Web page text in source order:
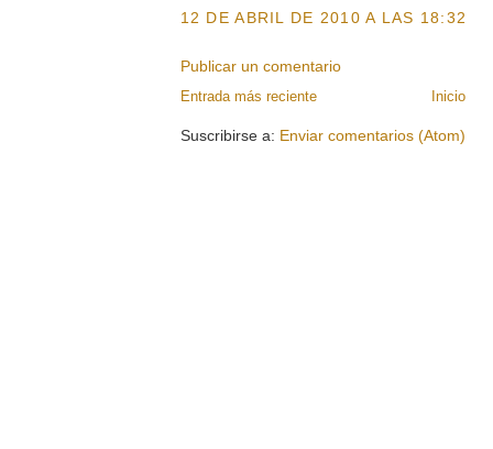
12 DE ABRIL DE 2010 A LAS 18:32
Publicar un comentario
Entrada más reciente Inicio
Suscribirse a: Enviar comentarios (Atom)